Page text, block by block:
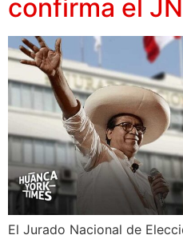
confirma el
El Jurado Nacional de